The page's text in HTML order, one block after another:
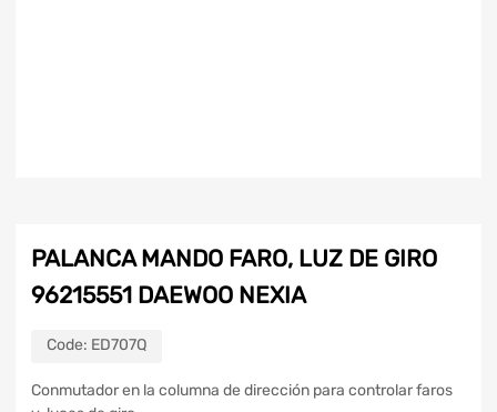
PALANCA MANDO FARO, LUZ DE GIRO
96215551 DAEWOO NEXIA
Code: ED707Q
Conmutador en la columna de dirección para controlar faros